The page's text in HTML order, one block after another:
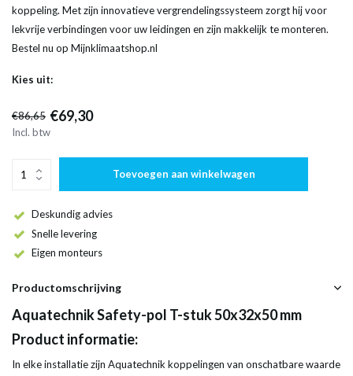
koppeling. Met zijn innovatieve vergrendelingssysteem zorgt hij voor
lekvrije verbindingen voor uw leidingen en zijn makkelijk te monteren.
Bestel nu op Mijnklimaatshop.nl
Kies uit:
€86,65 €69,30
Incl. btw
Toevoegen aan winkelwagen
Deskundig advies
Snelle levering
Eigen monteurs
Productomschrijving
Aquatechnik Safety-pol T-stuk 50x32x50 mm
Product informatie:
In elke installatie zijn Aquatechnik koppelingen van onschatbare waarde